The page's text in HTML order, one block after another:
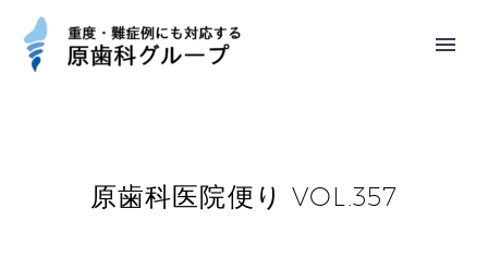
原歯科医院便り VOL.357